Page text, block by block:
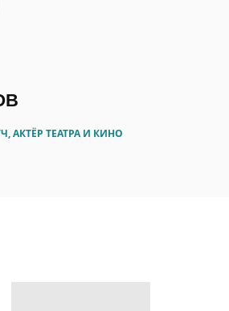
АКТЁР ТЕАТРА И КИНО